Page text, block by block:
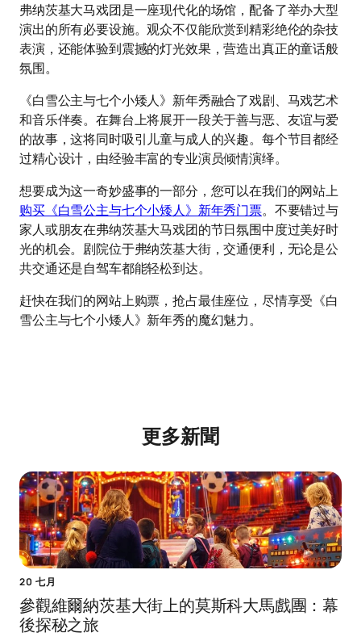
弗纳茨基大马戏团是一座现代化的场馆，配备了举办大型
演出的所有必要设施。观众不仅能欣赏到精彩绝伦的杂技
表演，还能体验到震撼的灯光效果，营造出真正的童话般
氛围。
《白雪公主与七个小矮人》新年秀融合了戏剧、马戏艺术
和音乐伴奏。在舞台上将展开一段关于善与恶、友谊与爱
的故事，这将同时吸引儿童与成人的兴趣。每个节目都经
过精心设计，由经验丰富的专业演员倾情演绎。
想要成为这一奇妙盛事的一部分，您可以在我们的网站上
购买《白雪公主与七个小矮人》新年秀门票。不要错过与
家人或朋友在弗纳茨基大马戏团的节日氛围中度过美好时
光的机会。剧院位于弗纳茨基大街，交通便利，无论是公
共交通还是自驾车都能轻松到达。
赶快在我们的网站上购票，抢占最佳座位，尽情享受《白
雪公主与七个小矮人》新年秀的魔幻魅力。
更多新聞
20 七月
參觀維爾納茨基大街上的莫斯科大馬戲團：幕
後探秘之旅